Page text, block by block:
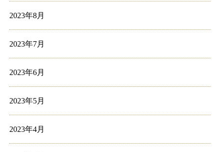
2023年8月
2023年7月
2023年6月
2023年5月
2023年4月